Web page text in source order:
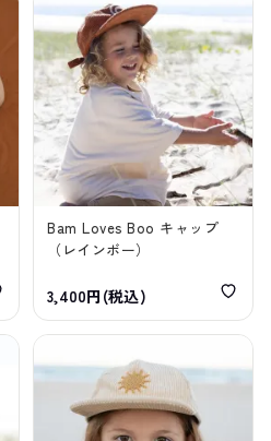
Bam Loves Boo キャップ
（レインボー）
3,400円(税込)